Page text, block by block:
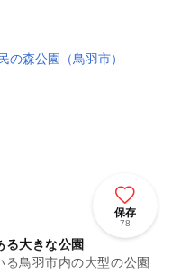
保存
78
る大きな公園
る鳥羽市内の大型の公園